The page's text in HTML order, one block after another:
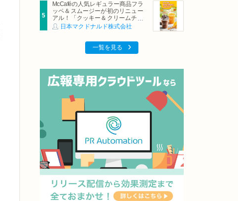
McCaféの人気レギュラー商品フラ
ッペ＆スムージーが初のリニュー
アル！「クッキー＆クリームチョ
コフラッペ」「マンゴースムージ
日本マクドナルド株式会社
一覧を見る